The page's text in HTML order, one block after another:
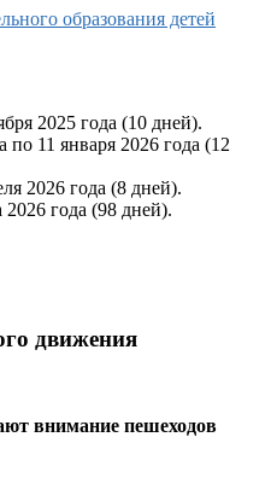
образования детей
2025 года (10 дней).
по 11 января 2026 года (12
2026 года (8 дней).
2026 года (98 дней).
движения
внимание пешеходов